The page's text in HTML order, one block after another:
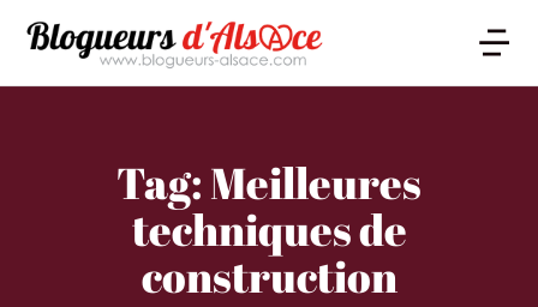
Tag: Meilleures
techniques de
construction